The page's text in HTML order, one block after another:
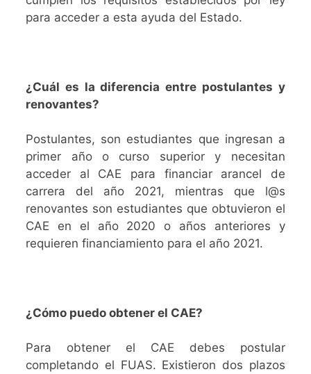
para acceder a esta ayuda del Estado.
¿Cuál es la diferencia entre postulantes y
renovantes?
Postulantes, son estudiantes que ingresan a
primer año o curso superior y necesitan
acceder al CAE para financiar arancel de
carrera del año 2021, mientras que l@s
renovantes son estudiantes que obtuvieron el
CAE en el año 2020 o años anteriores y
requieren financiamiento para el año 2021.
¿Cómo puedo obtener el CAE?
Para obtener el CAE debes postular
completando el FUAS. Existieron dos plazos